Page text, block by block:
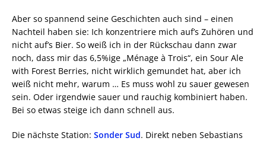
Aber so spannend seine Geschichten auch sind – einen
Nachteil haben sie: Ich konzentriere mich auf’s Zuhören und
nicht auf’s Bier. So weiß ich in der Rückschau dann zwar
noch, dass mir das 6,5%ige „Ménage à Trois“, ein Sour Ale
with Forest Berries, nicht wirklich gemundet hat, aber ich
weiß nicht mehr, warum … Es muss wohl zu sauer gewesen
sein. Oder irgendwie sauer und rauchig kombiniert haben.
Bei so etwas steige ich dann schnell aus.
Die nächste Station: Sonder Sud. Direkt neben Sebastians